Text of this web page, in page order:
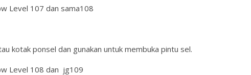
Level 107 dan sama108
kotak ponsel dan gunakan untuk membuka pintu sel.
Level 108 dan jg109